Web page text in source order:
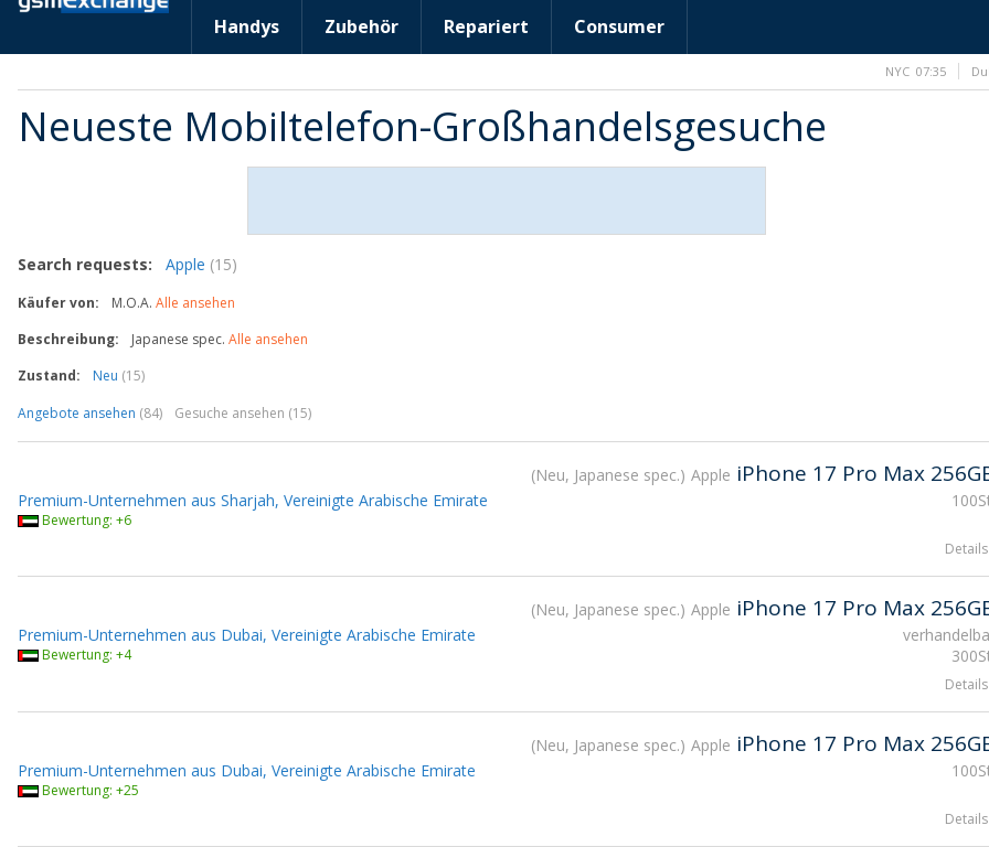
Handys Zubehör Repariert Consumer
Neueste Mobiltelefon-Großhandelsgesuche
Search requests: Apple (15)
Käufer von: M.O.A. Alle ansehen
Beschreibung:
Japanese spec. Alle ansehen
Zustand:
Neu (15)
Angebote ansehen (84) Gesuche ansehen (15)
Neu, Japanese spec. Apple iPhone 17 Pro Max
Premium-Unternehmen aus Sharjah, Vereinigte Arabische Emirate
Bewertung: +6
Details
Neu, Japanese spec. Apple iPhone 17 Pro Max
Premium-Unternehmen aus Dubai, Vereinigte Arabische Emirate
Bewertung: +4
Details
Neu, Japanese spec. Apple iPhone 17 Pro Max
Premium-Unternehmen aus Dubai, Vereinigte Arabische Emirate
Bewertung: +25
Details
NYC 07:35